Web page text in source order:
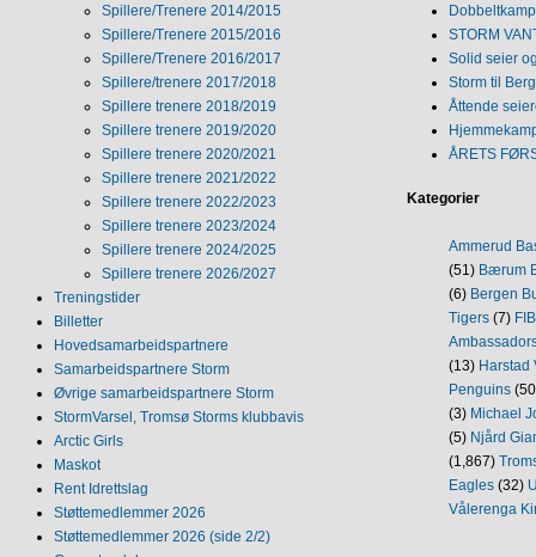
Spillere/Trenere 2014/2015
Spillere/Trenere 2015/2016
Spillere/Trenere 2016/2017
Spillere/trenere 2017/2018
Spillere trenere 2018/2019
Spillere trenere 2019/2020
Spillere trenere 2020/2021
Spillere trenere 2021/2022
Spillere trenere 2022/2023
Spillere trenere 2023/2024
Spillere trenere 2024/2025
Spillere trenere 2026/2027
Treningstider
Billetter
Hovedsamarbeidspartnere
Samarbeidspartnere Storm
Øvrige samarbeidspartnere Storm
StormVarsel, Tromsø Storms klubbavis
Arctic Girls
Maskot
Rent Idrettslag
Støttemedlemmer 2026
Støttemedlemmer 2026 (side 2/2)
STORM
Solid seier
Storm til
Åttende
ÅRETS
Kategorier
Ammerud
(51) Bærum
(6) Bergen
Tigers (7)
(13) Harstad
Penguins
(3) Michael
(5) Njård
(1,867)
Eagles (32)
Vålerenga